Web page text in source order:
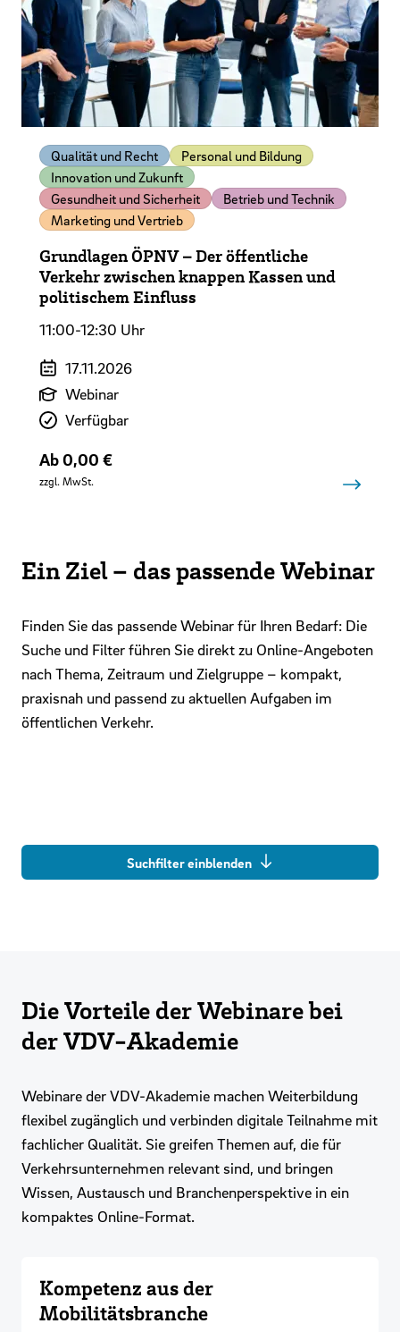
Qualität und Recht
Personal und Bildung
Innovation und Zukunft
Gesundheit und Sicherheit
Betrieb und Technik
Marketing und Vertrieb
Grundlagen ÖPNV – Der öffentliche
Verkehr zwischen knappen Kassen und
politischem Einfluss
11:00-12:30 Uhr
Veranstaltungszeitraum
17.11.2026
Art der Veranstaltung
Webinar
Verfügbarkeit
Verfügbar
Preis
Ab 0,00 €
zzgl. MwSt.
Ein Ziel – das passende Webinar
Finden Sie das passende Webinar für Ihren Bedarf: Die
Suche und Filter führen Sie direkt zu Online-Angeboten
nach Thema, Zeitraum und Zielgruppe – kompakt,
praxisnah und passend zu aktuellen Aufgaben im
öffentlichen Verkehr.
Suchfilter einblenden
Die Vorteile der Webinare bei
der VDV-Akademie
Webinare der VDV-Akademie machen Weiterbildung
flexibel zugänglich und verbinden digitale Teilnahme mit
fachlicher Qualität. Sie greifen Themen auf, die für
Verkehrsunternehmen relevant sind, und bringen
Wissen, Austausch und Branchenperspektive in ein
kompaktes Online-Format.
Kompetenz aus der
Mobilitätsbranche